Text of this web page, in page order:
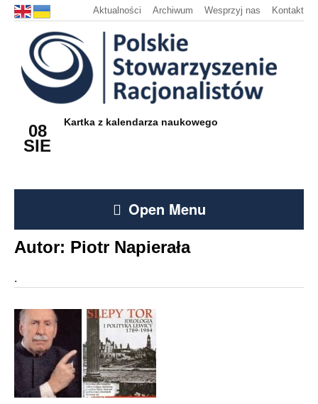
Aktualności Archiwum Wesprzyj nas Kontakt
08
SIE
Kartka z kalendarza naukowego
Open Menu
Autor: Piotr Napierała
.